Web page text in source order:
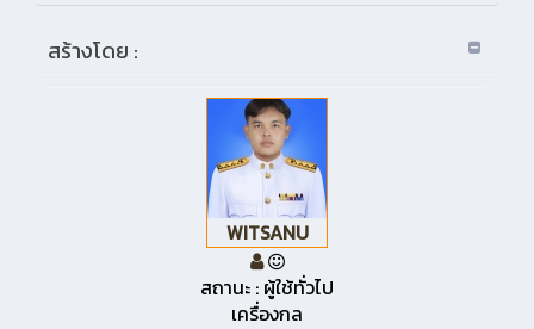
สร้างโดย :
WITSANU
สถานะ : ผู้ใช้ทั่วไป
เครื่องกล